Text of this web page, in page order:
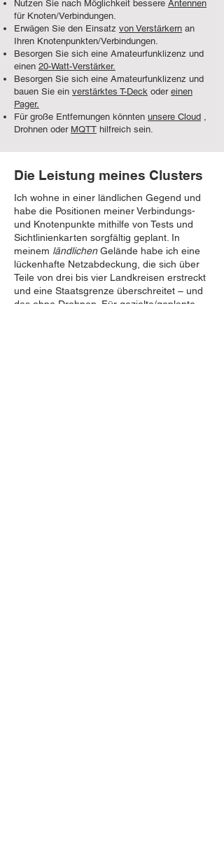
Nutzen Sie nach Möglichkeit bessere Antennen
für Knoten/Verbindungen.
Erwägen Sie den Einsatz von Verstärkern an
Ihren Knotenpunkten/Verbindungen.
Besorgen Sie sich eine Amateurfunklizenz und
einen 20-Watt-Verstärker.
Besorgen Sie sich eine Amateurfunklizenz und
bauen Sie ein verstärktes T-Deck oder einen
Pager.
Für große Entfernungen könnten unsere Cloud ,
Drohnen oder MQTT hilfreich sein.
Die Leistung meines Clusters
Ich wohne in einer ländlichen Gegend und
habe die Positionen meiner Verbindungs-
und Knotenpunkte mithilfe von Tests und
Sichtlinienkarten sorgfältig geplant. In
meinem ländlichenGelände habe ich eine
lückenhafte Netzabdeckung, die sich über
Teile von drei bis vier Landkreisen erstreckt
und eine Staatsgrenze überschreitet – und
das ohne Drohnen. Für gezielte/geplante